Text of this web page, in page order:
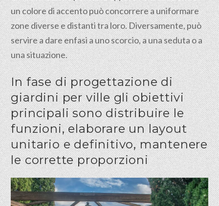
un colore di accento può concorrere a uniformare
zone diverse e distanti tra loro. Diversamente, può
servire a dare enfasi a uno scorcio, a una seduta o a
una situazione.
In fase di progettazione di
giardini per ville gli obiettivi
principali sono distribuire le
funzioni, elaborare un layout
unitario e definitivo, mantenere
le corrette proporzioni